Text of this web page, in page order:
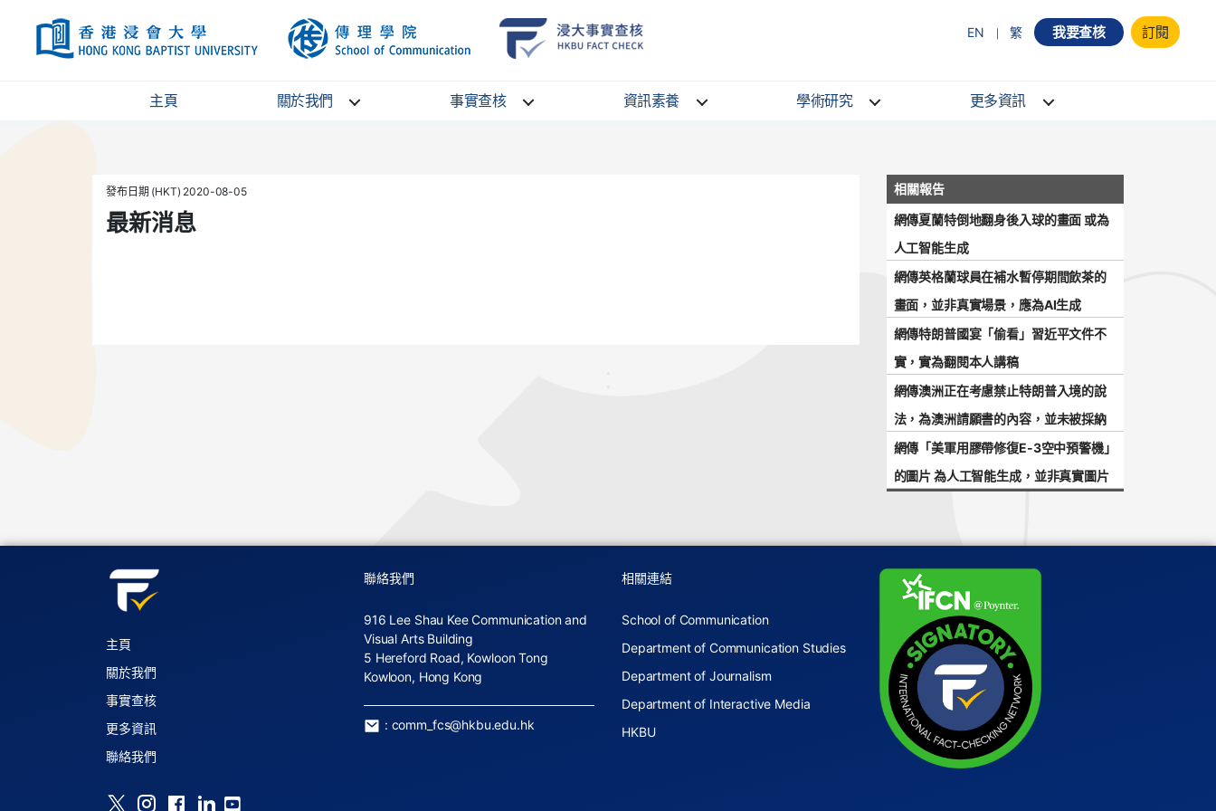
HKBU
School
Communication
EN 繁 我要查核 訂閱
主頁 關於我們 事實查核 資訊素養 學術研究 更多資訊
發布日期 (HKT) 2020-08-05
最新消息
網傳夏蘭特倒地翻身後入球的畫面 或為
人工智能生成
網傳英格蘭球員在補水暫停期間飲茶的
畫面，並非真實場景，應為AI生成
網傳特朗普國宴「偷看」習近平文件不
實，實為翻閱本人講稿
網傳澳洲正在考慮禁止特朗普入境的說
法，為澳洲請願書的內容，並未被採納
網傳「美軍用膠帶修復E-3空中預警機」
的圖片 為人工智能生成，並非真實圖片
主頁
關於我們
事實查核
更多資訊
聯絡我們
聯絡我們
916 Lee Shau Kee Communication and
Visual Arts Building
5 Hereford Road, Kowloon Tong
Kowloon, Hong Kong
: comm_fcs@hkbu.edu.hk
相關連結
School of Communication
Department of Communication Studies
Department of Journalism
Department of Interactive Media
HKBU